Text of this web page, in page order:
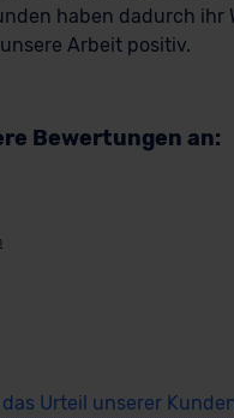
haben dadurch ihr
Arbeit positiv.
Bewertungen an:
Urteil unserer